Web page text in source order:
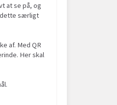
at se på, og
dette særligt
af. Med QR
Her skal